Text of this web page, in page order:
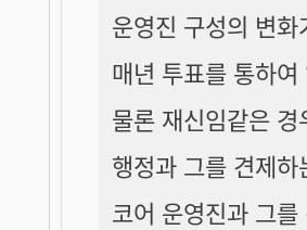
운영진 구성의 변
매년 투표를 통하
물론 재신임같은
행정과 그를 견제
코어 운영진과 그